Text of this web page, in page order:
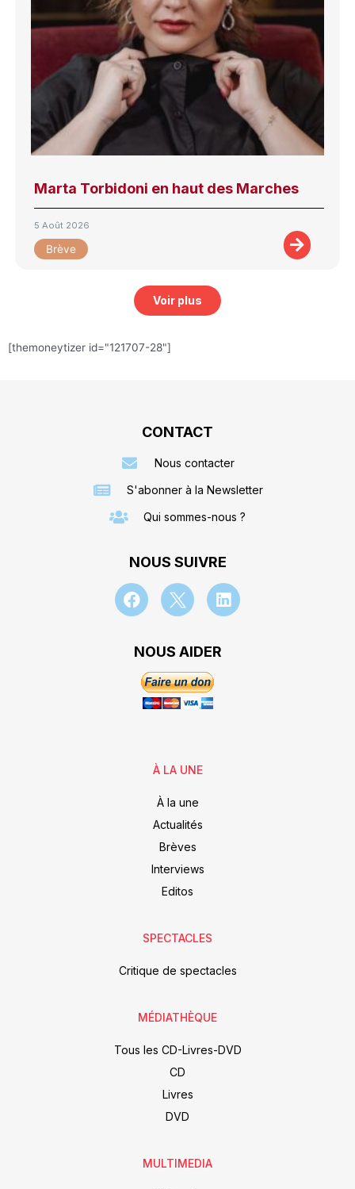
Marta Torbidoni en haut des Marches
5 Août 2026
Brève
Voir plus
[themoneytizer id="121707-28"]
CONTACT
Nous contacter
S'abonner à la Newsletter
Qui sommes-nous ?
NOUS SUIVRE
NOUS AIDER
À LA UNE
À la une
Actualités
Brèves
Interviews
Editos
SPECTACLES
Critique de spectacles
MÉDIATHÈQUE
Tous les CD-Livres-DVD
CD
Livres
DVD
MULTIMEDIA